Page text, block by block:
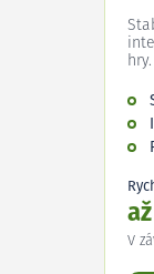
hry.
V